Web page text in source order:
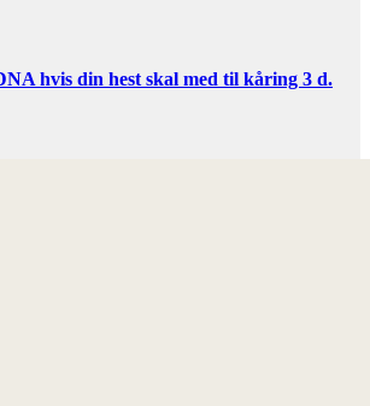
hvis din hest skal med til kåring 3 d.